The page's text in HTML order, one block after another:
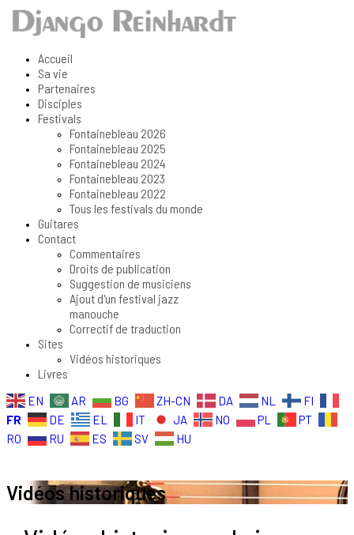
Accueil
Sa vie
Partenaires
Disciples
Festivals
Fontainebleau 2026
Fontainebleau 2025
Fontainebleau 2024
Fontainebleau 2023
Fontainebleau 2022
Tous les festivals du monde
Guitares
Contact
Commentaires
Droits de publication
Suggestion de musiciens
Ajout d'un festival jazz
manouche
Correctif de traduction
Sites
Vidéos historiques
Livres
EN AR BG ZH-CN DA NL
FI
FR
DE EL IT JA NO PL
PT
RO
RU ES SV HU
Vidéos historiques